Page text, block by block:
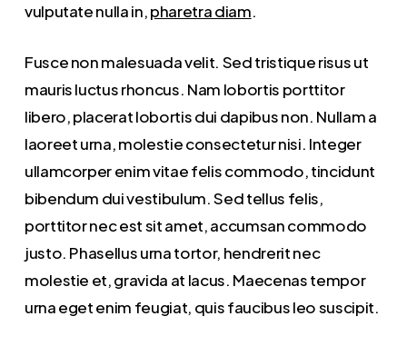
vulputate nulla in,pharetra diam.
Fusce non malesuada velit. Sed tristique risus ut
mauris luctus rhoncus. Nam lobortis porttitor
libero, placerat lobortis dui dapibus non. Nullam a
laoreet urna, molestie consectetur nisi. Integer
ullamcorper enim vitae felis commodo, tincidunt
bibendum dui vestibulum. Sed tellus felis,
porttitor nec est sit amet, accumsan commodo
justo. Phasellus urna tortor, hendrerit nec
molestie et, gravida at lacus. Maecenas tempor
urna eget enim feugiat, quis faucibus leo suscipit.